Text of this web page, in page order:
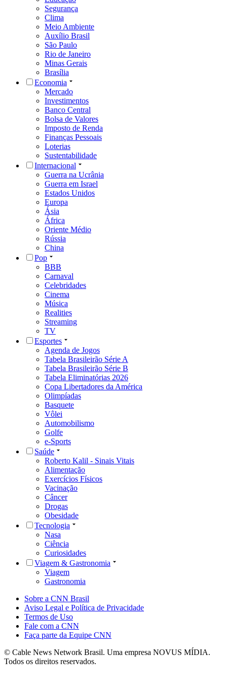
Segurança
Clima
Meio Ambiente
Auxílio Brasil
São Paulo
Rio de Janeiro
Minas Gerais
Brasília
Economia
Mercado
Investimentos
Banco Central
Bolsa de Valores
Imposto de Renda
Finanças Pessoais
Loterias
Sustentabilidade
Internacional
Guerra na Ucrânia
Guerra em Israel
Estados Unidos
Europa
Ásia
África
Oriente Médio
Rússia
China
Pop
BBB
Carnaval
Celebridades
Cinema
Música
Realities
Streaming
TV
Esportes
Agenda de Jogos
Tabela Brasileirão Série A
Tabela Brasileirão Série B
Tabela Eliminatórias 2026
Copa Libertadores da América
Olimpíadas
Basquete
Vôlei
Automobilismo
Golfe
e-Sports
Saúde
Roberto Kalil - Sinais Vitais
Alimentação
Exercícios Físicos
Vacinação
Câncer
Drogas
Obesidade
Tecnologia
Nasa
Ciência
Curiosidades
Viagem & Gastronomia
Viagem
Gastronomia
Sobre a CNN Brasil
Aviso Legal e Política de Privacidade
Termos de Uso
Fale com a CNN
Faça parte da Equipe CNN
© Cable News Network Brasil. Uma empresa NOVUS MÍDIA.
Todos os direitos reservados.